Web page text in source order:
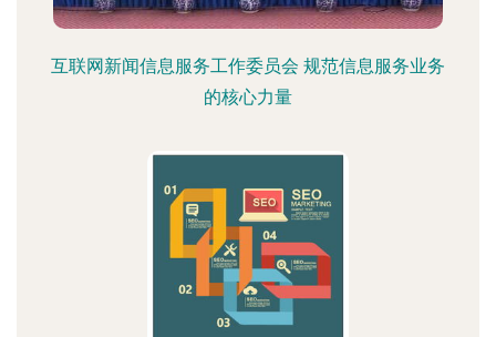
互联网新闻信息服务工作委员会 规范信息服务业务
的核心力量